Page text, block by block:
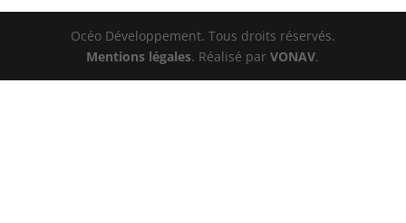
Océo Développement. Tous droits réservés.
Mentions légales. Réalisé parVONAV.